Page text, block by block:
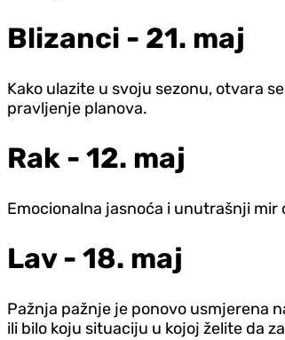
Blizanci - 21. maj
Kako ulazite u svoju sezonu, otvara
pravljenje planova.
Rak - 12. maj
Emocionalna jasnoća i unutrašnji mir
Lav - 18. maj
Pažnja pažnje je ponovo usmjerena
ili bilo koju situaciju u kojoj želite da